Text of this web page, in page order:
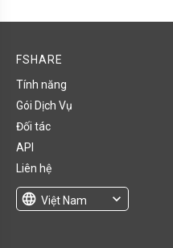
FSHARE
Tính năng
Gói Dịch Vụ
Đối tác
API
Liên hệ
language Việt Nam
expand_more